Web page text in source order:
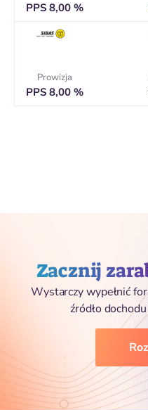
PPS 8,00 %
Prowizja
PPS 8,00 %
Zacznij
Wystarczy wypełnić
źródło